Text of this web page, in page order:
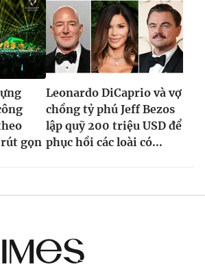
gọn
Leonardo DiCaprio và vợ
chồng tỷ phú Jeff Bezos
lập quỹ 200 triệu USD để
phục hồi các loài có...